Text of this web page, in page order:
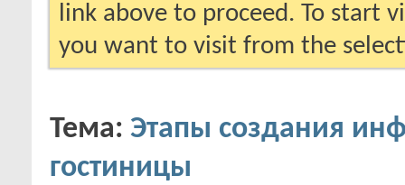
link above to proceed. To start
you want to visit from the
Тема: Этапы создания
гостиницы